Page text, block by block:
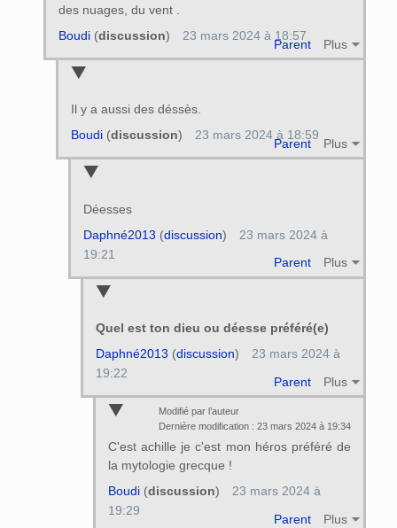
des nuages, du vent .
Parent Plus
Boudi(discussion) 23 mars 2024 à 18:57
Il y a aussi des déssès.
Parent Plus
Boudi(discussion) 23 mars 2024 à 18:59
Déesses
Parent Plus
Daphné2013 (discussion)
23 mars 2024 à
19:21
Quel est ton dieu ou déesse préféré(e)
Parent Plus
Daphné2013 (discussion)
23 mars 2024 à
19:22
Modifié par l’auteur
Dernière modification : 23 mars 2024 à 19:34
C'est achille je c'est mon héros préféré de
la mytologie grecque !
Parent Plus
Boudi(discussion)
23 mars 2024 à
19:29